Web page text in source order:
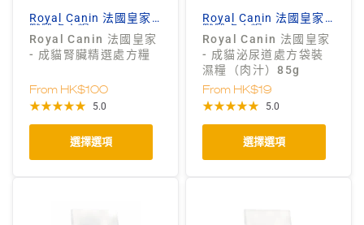
Royal Canin 法國皇家
獸醫處方糧
Royal Canin 法國皇家
- 成貓腎臟精選處方糧
From HK$100
5.0
選擇選項
Royal Canin 法國皇家
獸醫處方糧
Royal Canin 法國皇家
- 成貓泌尿道處方袋裝
濕糧（肉汁）85g
From HK$19
5.0
選擇選項